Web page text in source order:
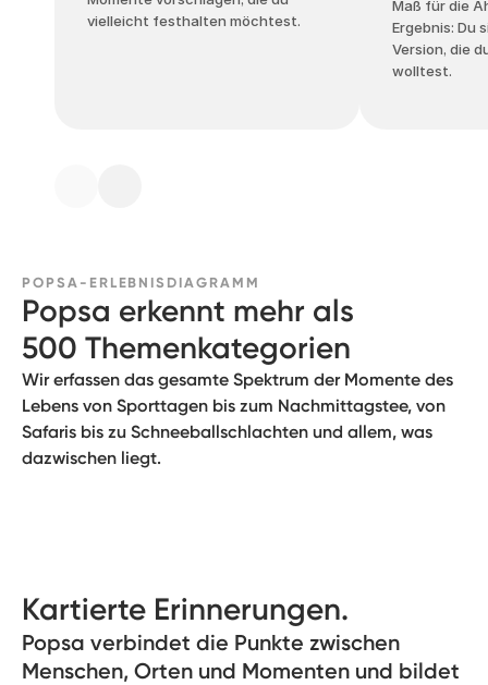
vielleicht festhalten möchtest.
Maß für die
Ergebnis: Du
Version, die
wolltest.
POPSA-ERLEBNISDIAGRAMM
Popsa erkennt mehr als
500 Themenkategorien
Wir erfassen das gesamte Spektrum der Momente des
Lebens von Sporttagen bis zum Nachmittagstee, von
Safaris bis zu Schneeballschlachten und allem, was
dazwischen liegt.
Kartierte Erinnerungen.
Popsa verbindet die Punkte zwischen
Menschen, Orten und Momenten und bildet